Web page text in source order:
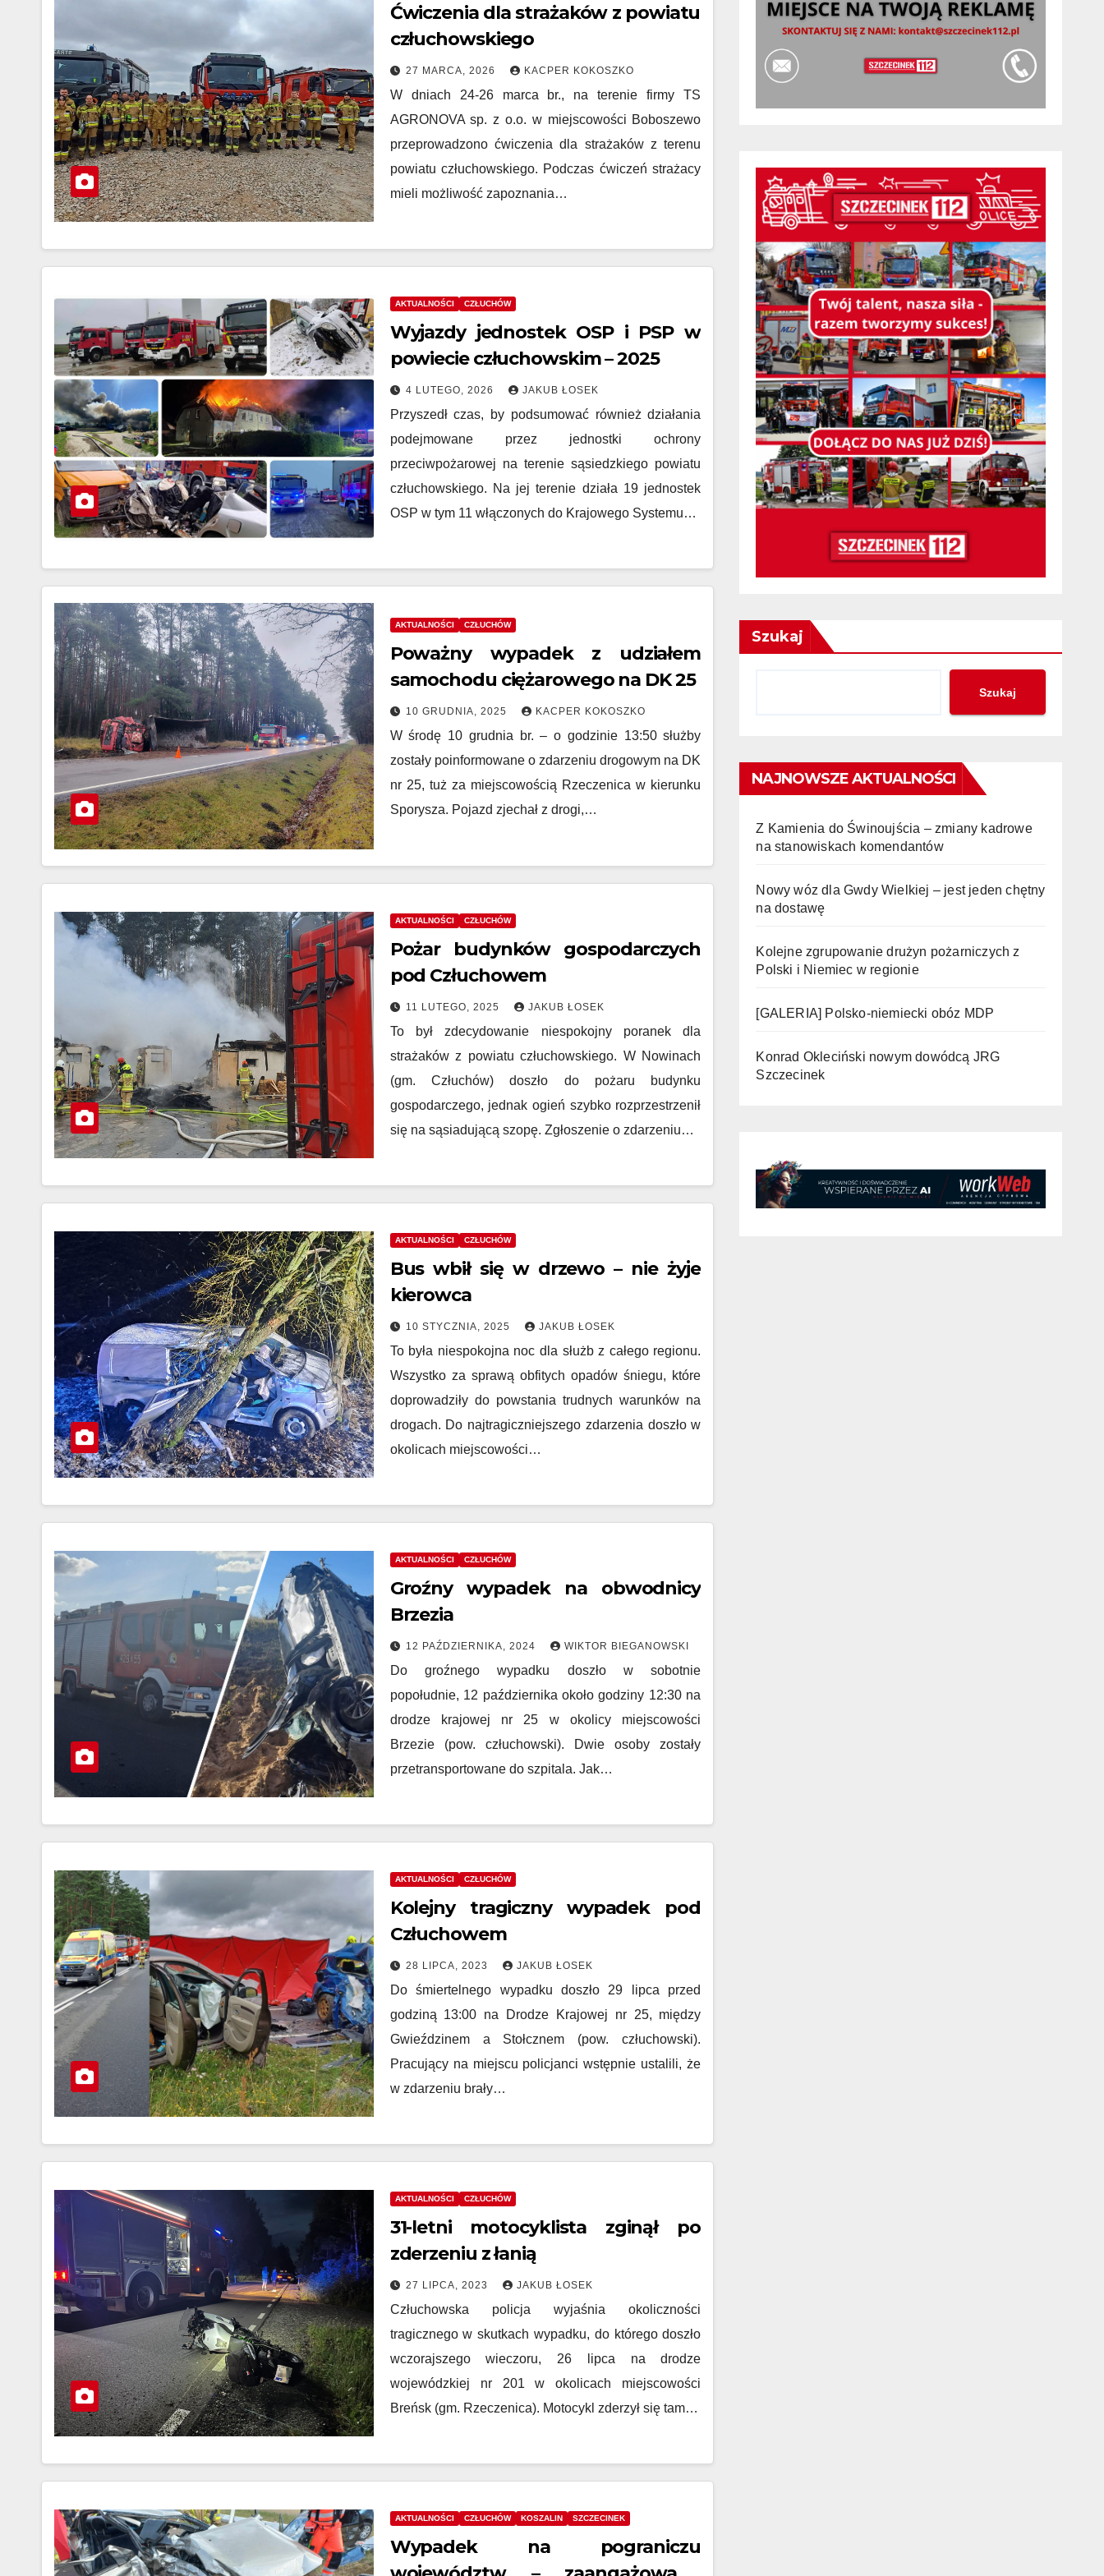
Ćwiczenia dla strażaków z powiatu
człuchowskiego
27 MARCA, 2026 KACPER KOKOSZKO
W dniach 24-26 marca br., na terenie firmy TS
AGRONOVA sp. z o.o. w miejscowości Boboszewo
przeprowadzono ćwiczenia dla strażaków z terenu
powiatu człuchowskiego. Podczas ćwiczeń strażacy
mieli możliwość zapoznania…
AKTUALNOŚCI CZŁUCHÓW
Wyjazdy jednostek OSP i PSP w
powiecie człuchowskim – 2025
4 LUTEGO, 2026 JAKUB ŁOSEK
Przyszedł czas, by podsumować również działania
podejmowane przez jednostki ochrony
przeciwpożarowej na terenie sąsiedzkiego powiatu
człuchowskiego. Na jej terenie działa 19 jednostek
OSP w tym 11 włączonych do Krajowego Systemu…
AKTUALNOŚCI CZŁUCHÓW
Poważny wypadek z udziałem
samochodu ciężarowego na DK 25
10 GRUDNIA, 2025 KACPER KOKOSZKO
W środę 10 grudnia br. – o godzinie 13:50 służby
zostały poinformowane o zdarzeniu drogowym na DK
nr 25, tuż za miejscowością Rzeczenica w kierunku
Sporysza. Pojazd zjechał z drogi,…
AKTUALNOŚCI CZŁUCHÓW
Pożar budynków gospodarczych
pod Człuchowem
11 LUTEGO, 2025 JAKUB ŁOSEK
To był zdecydowanie niespokojny poranek dla
strażaków z powiatu człuchowskiego. W Nowinach
(gm. Człuchów) doszło do pożaru budynku
gospodarczego, jednak ogień szybko rozprzestrzenił
się na sąsiadującą szopę. Zgłoszenie o zdarzeniu…
AKTUALNOŚCI CZŁUCHÓW
Bus wbił się w drzewo – nie żyje
kierowca
10 STYCZNIA, 2025 JAKUB ŁOSEK
To była niespokojna noc dla służb z całego regionu.
Wszystko za sprawą obfitych opadów śniegu, które
doprowadziły do powstania trudnych warunków na
drogach. Do najtragiczniejszego zdarzenia doszło w
okolicach miejscowości…
AKTUALNOŚCI CZŁUCHÓW
Groźny wypadek na obwodnicy
Brzezia
12 PAŹDZIERNIKA, 2024 WIKTOR BIEGANOWSKI
Do groźnego wypadku doszło w sobotnie
popołudnie, 12 października około godziny 12:30 na
drodze krajowej nr 25 w okolicy miejscowości
Brzezie (pow. człuchowski). Dwie osoby zostały
przetransportowane do szpitala. Jak…
AKTUALNOŚCI CZŁUCHÓW
Kolejny tragiczny wypadek pod
Człuchowem
28 LIPCA, 2023 JAKUB ŁOSEK
Do śmiertelnego wypadku doszło 29 lipca przed
godziną 13:00 na Drodze Krajowej nr 25, między
Gwieździnem a Stołcznem (pow. człuchowski).
Pracujący na miejscu policjanci wstępnie ustalili, że
w zdarzeniu brały…
AKTUALNOŚCI CZŁUCHÓW
31-letni motocyklista zginął po
zderzeniu z łanią
27 LIPCA, 2023 JAKUB ŁOSEK
Człuchowska policja wyjaśnia okoliczności
tragicznego w skutkach wypadku, do którego doszło
wczorajszego wieczoru, 26 lipca na drodze
wojewódzkiej nr 201 w okolicach miejscowości
Breńsk (gm. Rzeczenica). Motocykl zderzył się tam…
AKTUALNOŚCI CZŁUCHÓW KOSZALIN SZCZECINEK
Wypadek na pograniczu
Szukaj
Szukaj
NAJNOWSZE AKTUALNOŚCI
Z Kamienia do Świnoujścia – zmiany kadrowe
na stanowiskach komendantów
Nowy wóz dla Gwdy Wielkiej – jest jeden chętny
na dostawę
Kolejne zgrupowanie drużyn pożarniczych z
Polski i Niemiec w regionie
[GALERIA] Polsko-niemiecki obóz MDP
Konrad Okleciński nowym dowódcą JRG
Szczecinek